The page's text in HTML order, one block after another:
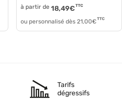
à partir de 18,49€ TTC
ou personnalisé dès 21,00€ TTC
Tarifs
dégressifs